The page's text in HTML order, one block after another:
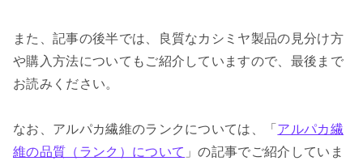
また、記事の後半では、良質なカシミヤ製品の見分け方
や購入方法についてもご紹介していますので、最後まで
お読みください。
なお、アルパカ繊維のランクについては、「 アルパカ繊
維の品質（ランク）について 」の記事でご紹介していま